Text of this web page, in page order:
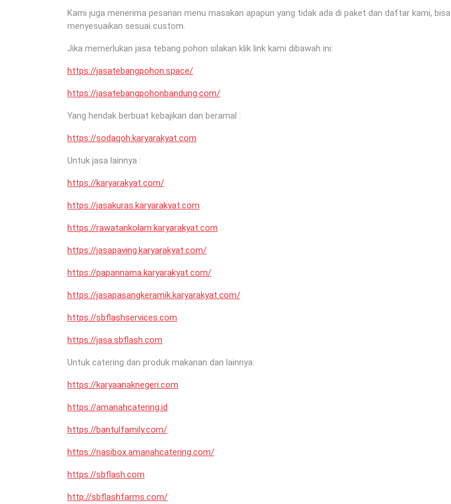
Kami juga menerima pesanan menu masakan apapun yang tidak ada di paket dan daftar kami, bisa
menyesuaikan sesuai custom.
Jika memerlukan jasa tebang pohon silakan klik link kami dibawah ini:
https://jasatebangpohon.space/
https://jasatebangpohonbandung.com/
Yang hendak berbuat kebajikan dan beramal :
https://sodaqoh.karyarakyat.com
Untuk jasa lainnya :
https://karyarakyat.com/
https://jasakuras.karyarakyat.com
https://rawatankolam.karyarakyat.com
https://jasapaving.karyarakyat.com/
https://papannama.karyarakyat.com/
https://jasapasangkeramik.karyarakyat.com/
https://sbflashservices.com
https://jasa.sbflash.com
Untuk catering dan produk makanan dan lainnya:
https://karyaanaknegeri.com
https://amanahcatering.id
https://bantulfamily.com/
https://nasibox.amanahcatering.com/
https://sbflash.com
http://sbflashfarms.com/